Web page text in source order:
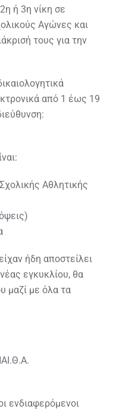
ή 3η νίκη σε
Αγώνες και
τους για την
από 1 έως 19
Αθλητικής
ήδη αποστείλει
εγκυκλίου, θα
μαζί με όλα τα
ενδιαφερόμενοι